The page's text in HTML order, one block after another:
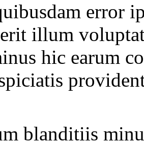
error
illum
hic earum
blanditiis